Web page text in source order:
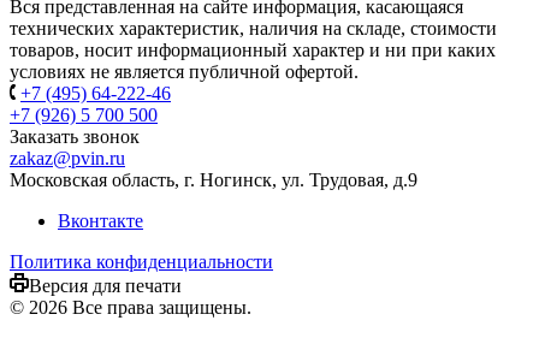
Вся представленная на сайте информация, касающаяся
технических характеристик, наличия на складе, стоимости
товаров, носит информационный характер и ни при каких
условиях не является публичной офертой.
+7 (495) 64-222-46
+7 (926) 5 700 500
Заказать звонок
zakaz@pvin.ru
Московская область, г. Ногинск, ул. Трудовая, д.9
Вконтакте
Политика конфиденциальности
Версия для печати
© 2026 Все права защищены.